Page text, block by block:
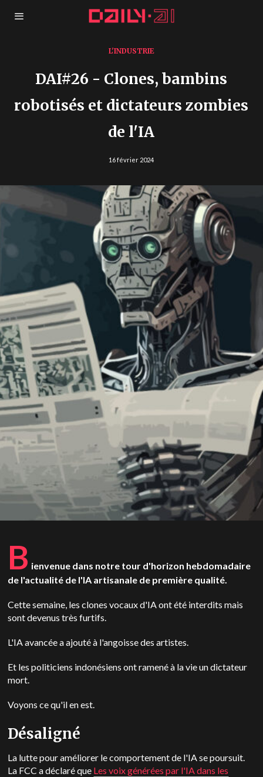
L'INDUSTRIE
DAI#26 - Clones, bambins
robotisés et dictateurs zombies
de l'IA
16 février 2024
B ienvenue dans notre tour d'horizon hebdomadaire
de l'actualité de l'IA artisanale de première qualité.
Cette semaine, les clones vocaux d'IA ont été interdits mais
sont devenus très furtifs.
L'IA avancée a ajouté à l'angoisse des artistes.
Et les politiciens indonésiens ont ramené à la vie un dictateur
mort.
Voyons ce qu'il en est.
Désaligné
La lutte pour améliorer le comportement de l'IA se poursuit.
La FCC a déclaré que Les voix générées par l'IA dans les